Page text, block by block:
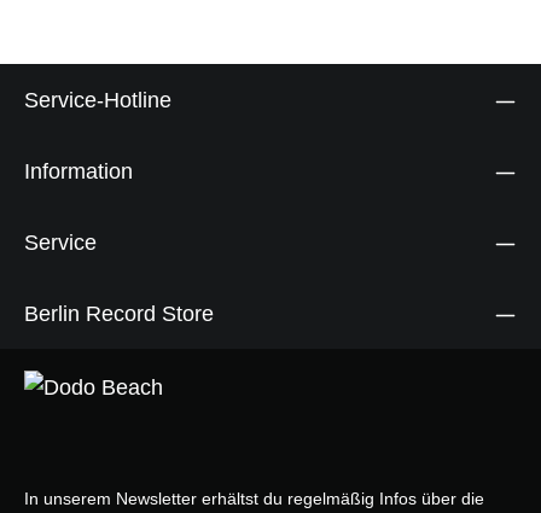
Service-Hotline
Information
Service
Berlin Record Store
In unserem Newsletter erhältst du regelmäßig Infos über die